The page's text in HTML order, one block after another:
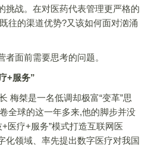
挑战。在对医药代表管理更严格的
往的渠道优势?又该如何面对汹涌
面前需要思考的问题。
+服务”
桀是一名低调却极富“变革”思
全球的这一年多来,他的脚步并没
医疗+服务”模式打造互联网医
化领域、率先提出数字医疗对我国